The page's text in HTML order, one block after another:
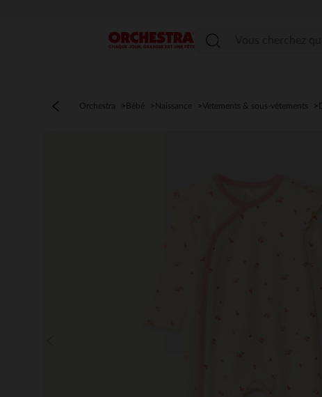
Menu
Orchestra Bébé Naissance Vetements & sous-vêtements